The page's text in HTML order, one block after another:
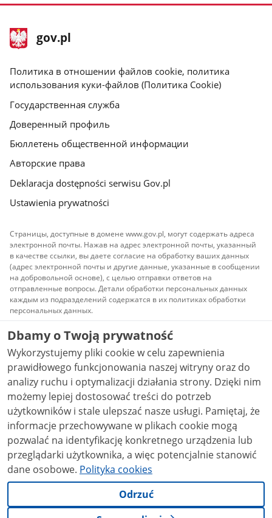
stopka
gov.pl
Главная
gov.pl
gov.pl
Политика в отношении файлов cookie, политика
использования куки-файлов (Политика Cookie)
Государственная служба
Доверенный профиль
Бюллетень общественной информации
Авторские права
Deklaracja dostępności serwisu Gov.pl
Ustawienia prywatności
Страницы, доступные в домене www.gov.pl, могут содержать адреса
электронной почты. Нажав на адрес электронной почты, указанный
в качестве ссылки, вы даете согласие на обработку ваших данных
(адрес электронной почты и другие данные, указанные в сообщении
на добровольной основе), с целью отправки ответов на
отправленные вопросы. Детали обработки персональных данных
каждым из подразделений содержатся в их политиках обработки
персональных данных.
Весь контент, публикуемый на сайте, доступен по
лицензииАтрибуция Creative Commons 3.0 PL
(Атрибуция Творческого сообщества), если не
указано иное.
Dbamy o Twoją prywatność
Wykorzystujemy pliki cookie w celu zapewnienia
prawidłowego funkcjonowania naszej witryny oraz do
analizy ruchu i optymalizacji działania strony. Dzięki nim
możemy lepiej dostosować treści do potrzeb
użytkowników i stale ulepszać nasze usługi. Pamiętaj, że
informacje przechowywane w plikach cookie mogą
pozwalać na identyfikację konkretnego urządzenia lub
przeglądarki użytkownika, a więc potencjalnie stanowić
dane osobowe. Polityka cookies
Odrzuć